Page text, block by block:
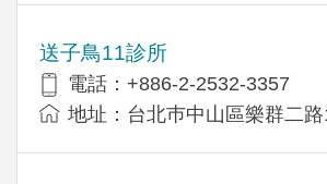
送子鳥11診所
電話：+886-2-2532-3357
地址：台北巿中山區樂群二